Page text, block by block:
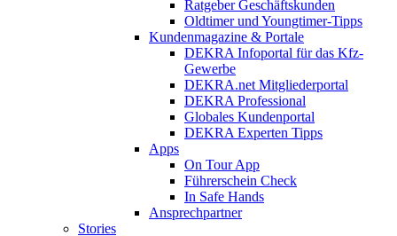
Ratgeber Geschäftskunden
Oldtimer und Youngtimer-Tipps
Kundenmagazine & Portale
DEKRA Infoportal für das Kfz-
Gewerbe
DEKRA.net Mitgliederportal
DEKRA Professional
Globales Kundenportal
DEKRA Experten Tipps
Apps
On Tour App
Führerschein Check
In Safe Hands
Ansprechpartner
Stories